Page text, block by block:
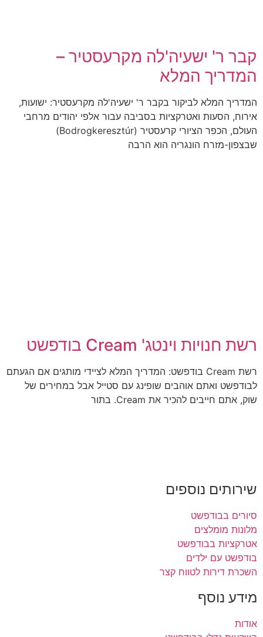
קבר ר' ישעיה'לה מקרעסטיר –
המדריך המלא
המדריך המלא לביקור בקבר ר' ישעיה'לה מקרעסטיר: ישועות,
אירוח, הסעות ואטרקציות בסביבה עבור אלפי יהודים מרחבי
העולם, הכפר הציורי קרעסטיר (Bodrogkeresztúr)
שבצפון-מזרח הונגריה הוא הרבה
רשת חנויות וינטג' Cream בודפשט
רשת Cream בודפשט: המדריך המלא לציידי מותגים אם הגעתם
לבודפשט ואתם אוהבים שופינג עם סטייל אבל במחירים של
שוק, אתם חייבים להכיר את Cream. בתור
שירותים נוספים
סיורים בבודפשט
מלונות מומלצים
אטרקציות בבודפשט
בודפשט עם ילדים
השכרת דירות לטווח קצר
מידע נוסף
אודות